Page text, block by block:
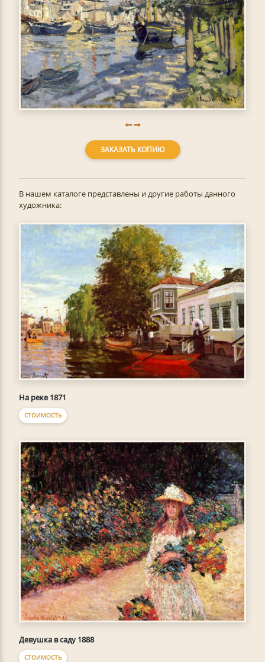
ЗАКАЗАТЬ КОПИЮ
В нашем каталоге представлены и другие работы данного
художника:
На реке 1871
СТОИМОСТЬ
Девушка в саду 1888
СТОИМОСТЬ